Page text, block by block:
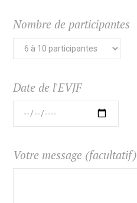
Nombre de participantes
Date de l'EVJF
Votre message (facultatif)